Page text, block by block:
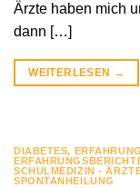
Ärzte haben mich
dann […]
WEITERLESEN →
DIABETES,
SCHULMEDIZIN -
SPONTANHEILUNG